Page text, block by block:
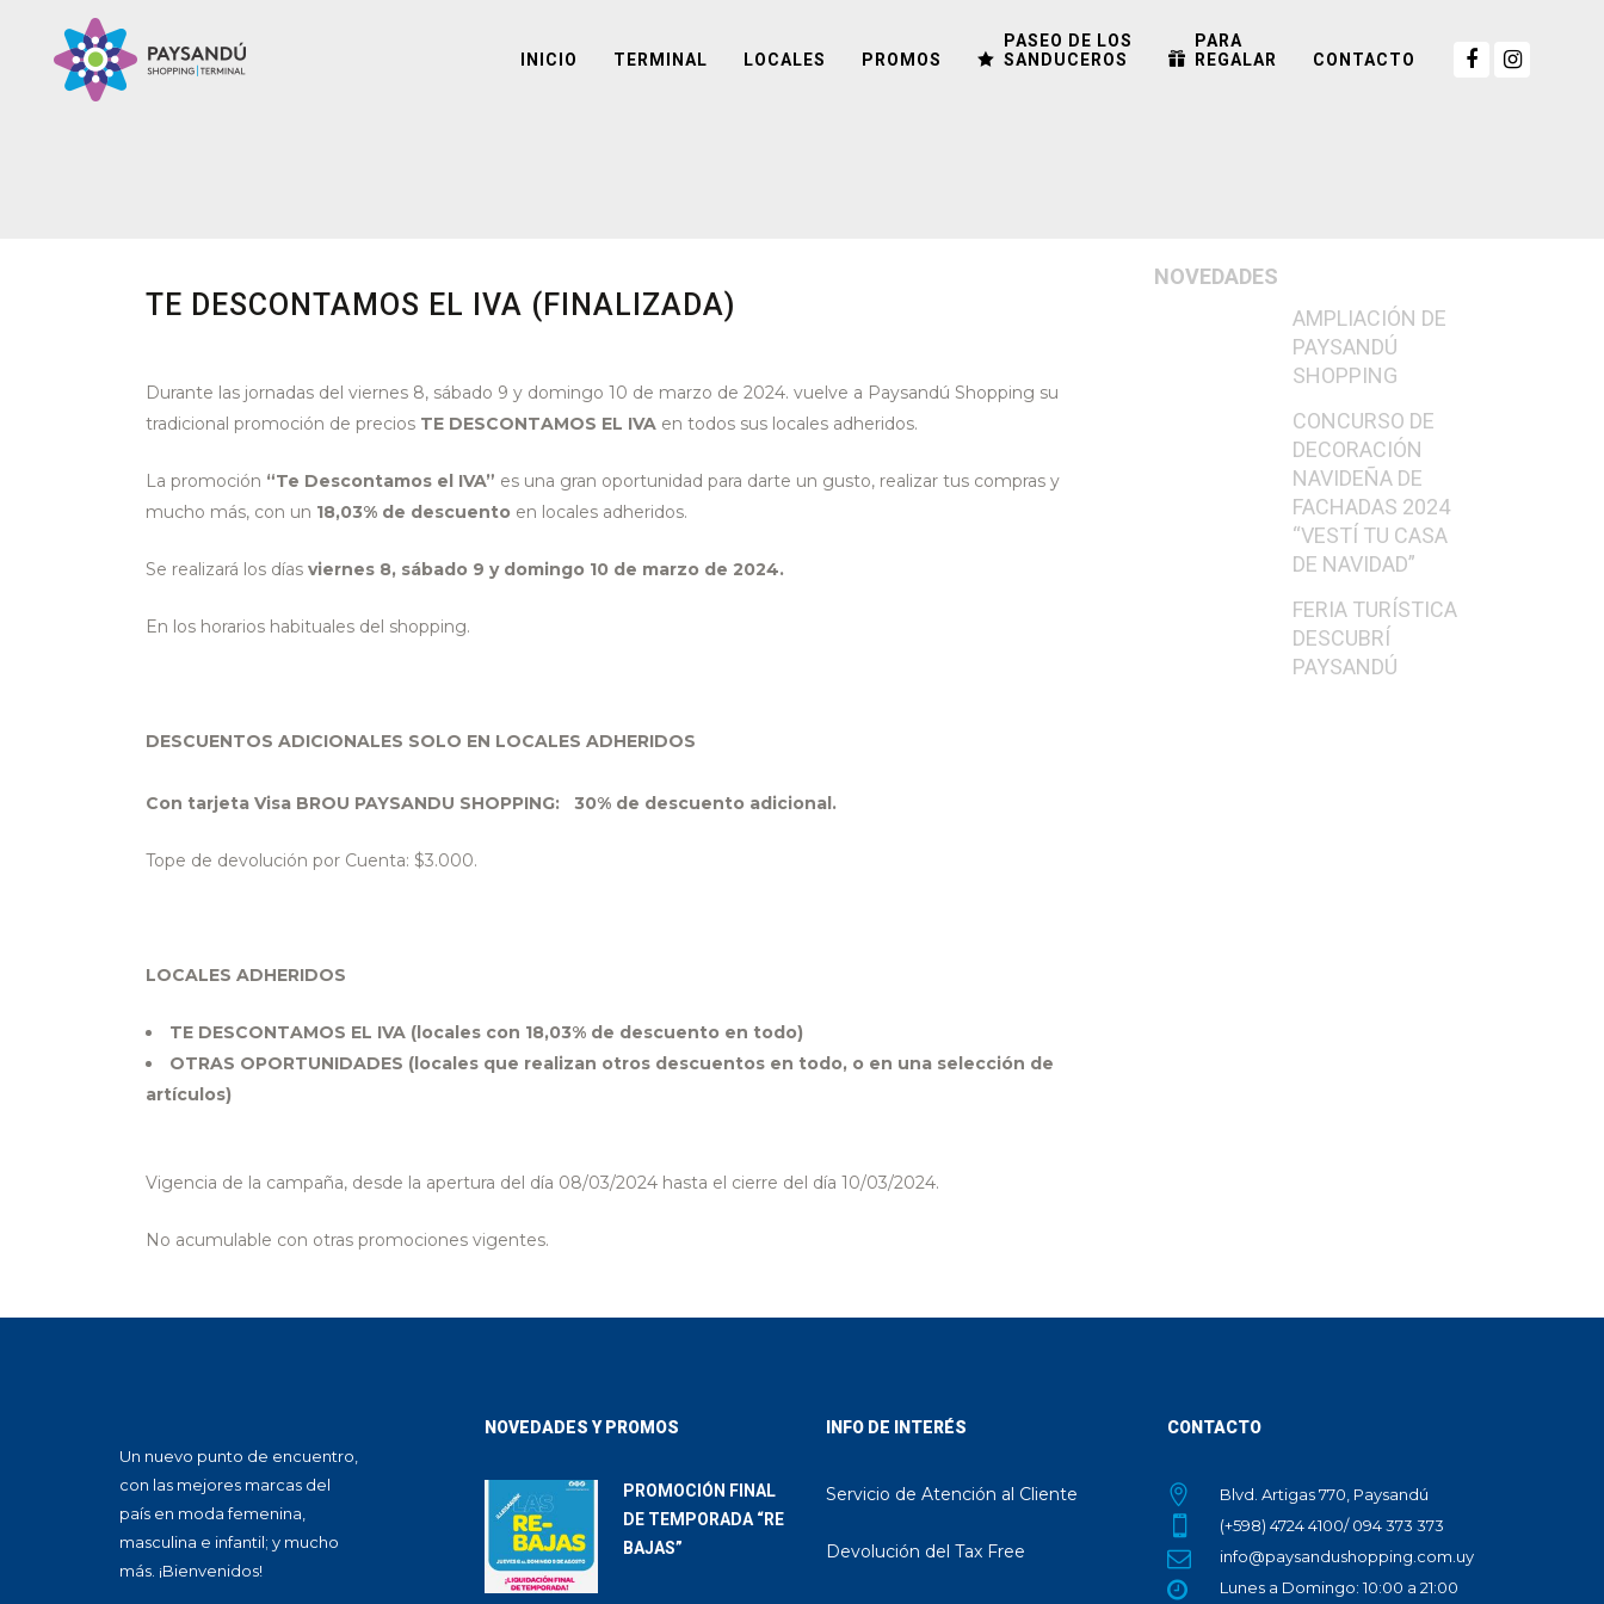
INICIO TERMINAL LOCALES PROMOS
PASEO DE LOS
SANDUCEROS
PARA
REGALAR
CONTACTO
TE DESCONTAMOS EL IVA (FINALIZADA)
Durante las jornadas del viernes 8, sábado 9 y domingo 10 de marzo de 2024. vuelve a Paysandú Shopping su
tradicional promoción de precios TE DESCONTAMOS EL IVA en todos sus locales adheridos.
La promoción “Te Descontamos el IVA” es una gran oportunidad para darte un gusto, realizar tus compras y
mucho más, con un 18,03% de descuento en locales adheridos.
Se realizará los días viernes 8, sábado 9 y domingo 10 de marzo de 2024.
En los horarios habituales del shopping.
DESCUENTOS ADICIONALES SOLO EN LOCALES ADHERIDOS
Con tarjeta Visa BROU PAYSANDU SHOPPING: 30% de descuento adicional.
Tope de devolución por Cuenta: $3.000.
LOCALES ADHERIDOS
TE DESCONTAMOS EL IVA (locales con 18,03% de descuento en todo)
OTRAS OPORTUNIDADES (locales que realizan otros descuentos en todo, o en una selección de
artículos)
Vigencia de la campaña, desde la apertura del día 08/03/2024 hasta el cierre del día 10/03/2024.
No acumulable con otras promociones vigentes.
NOVEDADES
AMPLIACIÓN DE
PAYSANDÚ
SHOPPING
CONCURSO DE
DECORACIÓN
NAVIDEÑA DE
FACHADAS 2024
“VESTÍ TU CASA
DE NAVIDAD”
FERIA TURÍSTICA
DESCUBRÍ
PAYSANDÚ
Un nuevo punto de encuentro,
con las mejores marcas del
país en moda femenina,
masculina e infantil; y mucho
más. ¡Bienvenidos!
NOVEDADES Y PROMOS
PROMOCIÓN FINAL
DE TEMPORADA “RE
BAJAS”
INFO DE INTERÉS
Servicio de Atención al Cliente
Devolución del Tax Free
CONTACTO
Blvd. Artigas 770, Paysandú
(+598) 4724 4100/ 094 373 373
info@paysandushopping.com.uy
Lunes a Domingo: 10:00 a 21:00